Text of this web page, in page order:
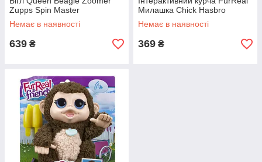
Zupps Spin Master
Немає в наявності
639 ₴
Милашка Chick Hasbro
Немає в наявності
369 ₴